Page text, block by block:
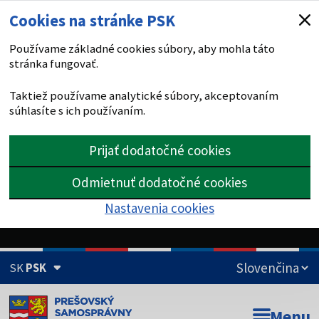
Cookies na stránke PSK
Používame základné cookies súbory, aby mohla táto
stránka fungovať.
Taktiež používame analytické súbory, akceptovaním
súhlasíte s ich používaním.
Prijať dodatočné cookies
Odmietnuť dodatočné cookies
Nastavenia cookies
SKPSK
Doména psk.sk je oficiálna